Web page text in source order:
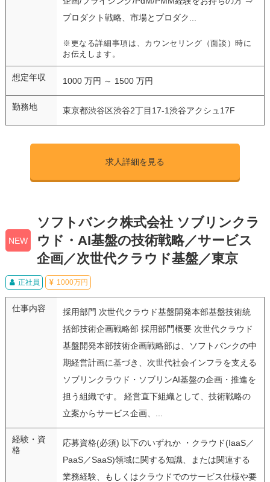
プロダクト戦略、市場とプロダク...
※更なる詳細事項は、カウンセリング（面談）時に
お伝えします。
想定年収 1000 万円 ～ 1500 万円
勤務地 東京都渋谷区渋谷2丁目17-1渋谷アクシュ17F
求人詳細を見る
NEW
ソフトバンク株式会社 ソブリンクラ
ウド・AI基盤の技術戦略／サービス
企画／次世代クラウド基盤／東京
正社員 1000万円
仕事内容
採用部門 次世代クラウド基盤開発本部基盤技術統
括部技術企画戦略部 採用部門概要 次世代クラウド
基盤開発本部技術企画戦略部は、ソフトバンクの中
期経営計画に基づき、次世代社会インフラを支える
ソブリンクラウド・ソブリンAI基盤の企画・推進を
担う組織です。 経営直下組織として、技術戦略の
立案からサービス企画、...
経験・資
格
応募資格(必須) 以下のいずれか ・クラウド(IaaS／
PaaS／SaaS)領域に関する知識、または関連する
業務経験、もしくはクラウドでのサービス仕様や要